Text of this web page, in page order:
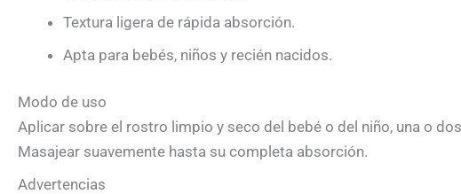
Textura ligera de rápida absorción.
Apta para bebés, niños y recién nacidos.
Modo de uso
Aplicar sobre el rostro limpio y seco del bebé o del niño, una o
Masajear suavemente hasta su completa absorción.
Advertencias